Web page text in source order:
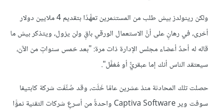
ولكن رينولدز بيش طلب من المستثمرين تعهُّدًا بتقديم 4 ملايين دولار
أخرى، في رهانٍ على أنَّ الاستعمال الورقي باقٍ ولن يزول، ويتذكر بيش ما
قاله له أحدُ أعضاء مجلس الإدارة ذات مرة: "بعد خمس سنواتٍ من الآن،
سيعتقد الناس أنك إما عبقريٌّ أو مُغفَّل".
حصلت تلك المحادثة منذ عشرين عامًا خَلَت، وقد صُنِّفَت شركة كابتيفا
سوفت وير Captiva Software واحدةً من أسرعِ شركات التقنية نموًّا